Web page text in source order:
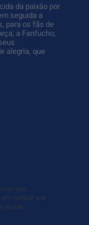
da paixão por
seguida a
para os fãs de
a Fanfucho,
alegria, que
que
elo central que
inovar.